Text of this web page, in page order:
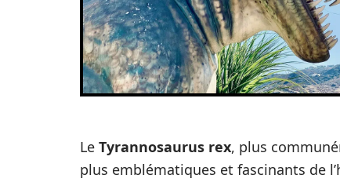
Le Tyrannosaurus rex, plus
plus emblématiques et fascinants de